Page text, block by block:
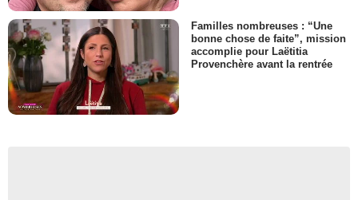
Familles nombreuses : “Une
bonne chose de faite”, mission
accomplie pour Laëtitia
Provenchère avant la rentrée